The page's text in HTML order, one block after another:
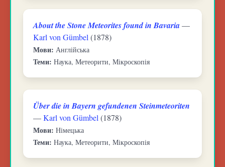
About the Stone Meteorites found in Bavaria—
Karl von Gümbel (1878)
Мови: Англійська
Теми: Наука, Метеорити, Мікроскопія
Über die in Bayern gefundenen Steinmeteoriten
—Karl von Gümbel (1878)
Мови: Німецька
Теми: Наука, Метеорити, Мікроскопія